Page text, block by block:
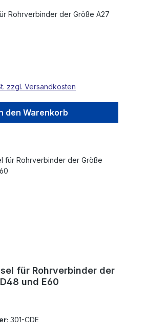
Rohrverbinder der Größe A27
zzgl. Versandkosten
den Warenkorb
für Rohrverbinder der
und E60
301-CDE